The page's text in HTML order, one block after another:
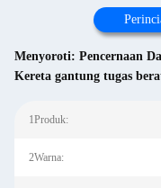
Menyoroti: Pencernaan
Kereta gantung tugas
1Produk:
2Warna: